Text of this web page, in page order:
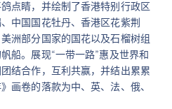
点睛，并绘制了香港特别行政区
中国国花牡丹、香港区花紫荆
洲部分国家的国花以及石榴树组
船。展现“一带一路”惠及世界和
结合作，互利共赢，并结出累累
画卷的落款为中、英、法、俄、